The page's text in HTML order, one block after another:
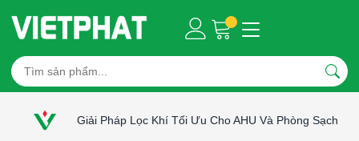
Giải Pháp Lọc Khí Tối Ưu Cho AHU Và Phòng Sạch